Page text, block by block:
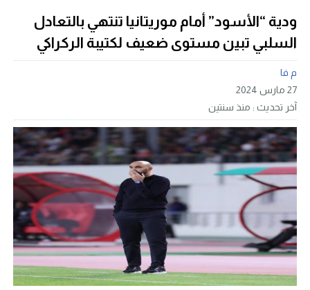
ودية “الأسود” أمام موريتانيا تنتهي بالتعادل
السلبي تبين مستوى ضعيف لكتيبة الركراكي
م فا
27 مارس 2024
آخر تحديث : منذ سنتين